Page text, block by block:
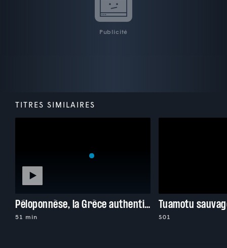
Publicité
TITRES SIMILAIRES
Péloponnèse, la Grèce authentique
51 min
Tuamotu
S01